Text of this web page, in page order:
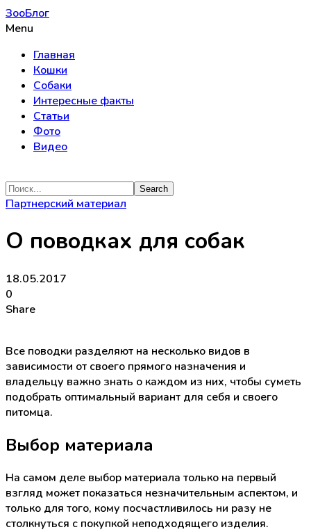
ЗооБлог
Menu
Главная
Кошки
Собаки
Интересные факты
Статьи
Фото
Видео
Партнерский материал
О поводках для собак
18.05.2017
0
Share
Все поводки разделяют на несколько видов в
зависимости от своего прямого назначения и
владельцу важно знать о каждом из них, чтобы суметь
подобрать оптимальный вариант для себя и своего
питомца.
Выбор материала
На самом деле выбор материала только на первый
взгляд может показаться незначительным аспектом, и
только для того, кому посчастливилось ни разу не
столкнуться с покупкой неподходящего изделия.